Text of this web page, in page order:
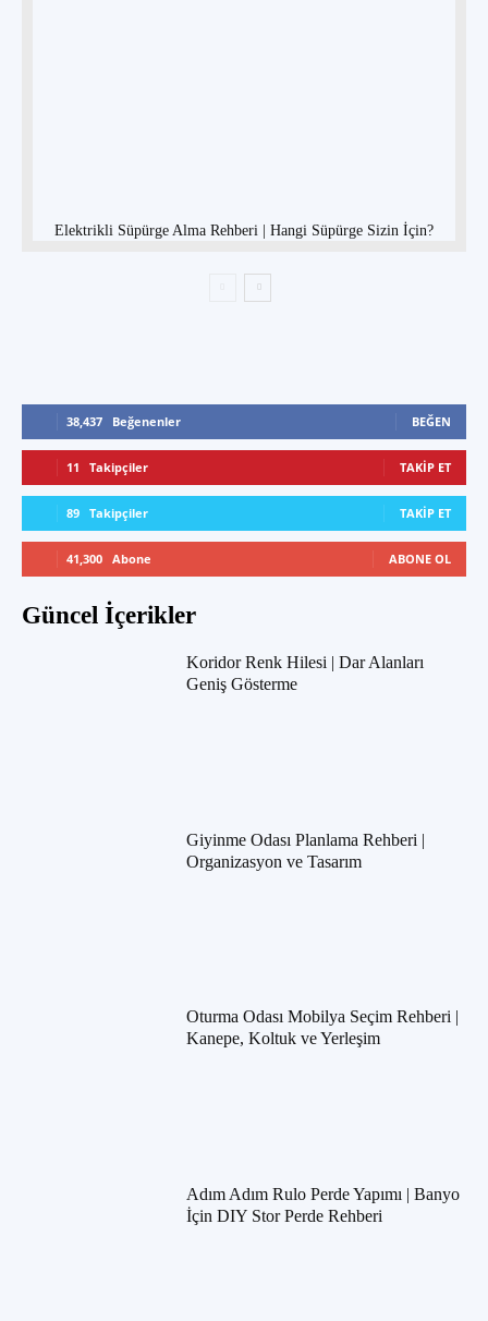
Elektrikli Süpürge Alma Rehberi | Hangi Süpürge Sizin İçin?
38,437 Beğenenler BEĞEN
11 Takipçiler TAKIP ET
89 Takipçiler TAKIP ET
41,300 Abone ABONE OL
Güncel İçerikler
Koridor Renk Hilesi | Dar Alanları
Geniş Gösterme
Giyinme Odası Planlama Rehberi |
Organizasyon ve Tasarım
Oturma Odası Mobilya Seçim Rehberi |
Kanepe, Koltuk ve Yerleşim
Adım Adım Rulo Perde Yapımı | Banyo
İçin DIY Stor Perde Rehberi